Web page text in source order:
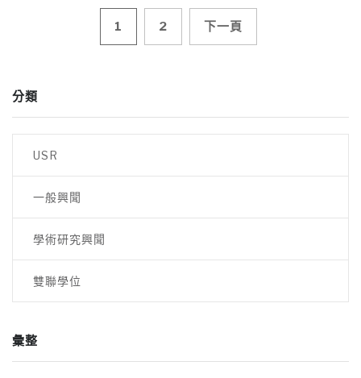
導
覽
1 2 下一頁
分類
USR
一般興聞
學術研究興聞
雙聯學位
彙整